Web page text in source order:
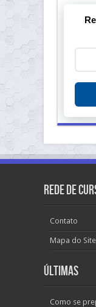
Rede de
Contato
Mapa do Site
Últimas
Como se